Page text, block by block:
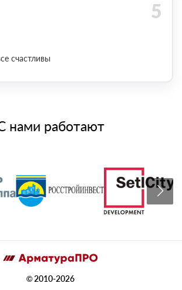
счастливы
нами работают
© 2010-2026